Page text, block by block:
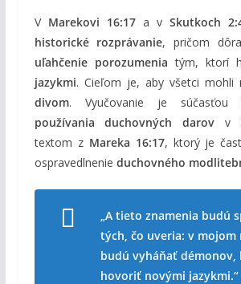
V Marekovi 16:17a vSkutkoch
historické rozprávanie, pričom
uľahčenie porozumenia tým, ktorí
jazykmi. Cieľom je, aby všetci mohli
divom. Vyučovanie je súčasťou
používania duchovných darov v
textom z Mareka 16:17, ktorý je
ospravedlnenie duchovného
„A tieto znamenia budú
tých, čo uveria: v mojom
budú vyháňať démonov,
hovoriť novými jazykmi.“